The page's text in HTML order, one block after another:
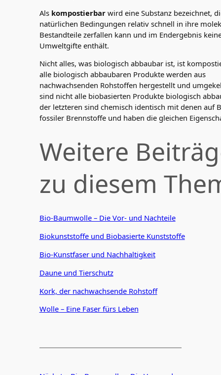
Als kompostierbarwird eine Substanz bezeichnet,
natürlichen Bedingungen relativ schnell in ihre
Bestandteile zerfallen kann und im Endergebnis
Umweltgifte enthält.
Nicht alles, was biologisch abbaubar ist, ist
alle biologisch abbaubaren Produkte werden aus
nachwachsenden Rohstoffen hergestellt und
sind nicht alle biobasierten Produkte biologisch
der letzteren sind chemisch identisch mit denen auf
fossiler Brennstoffe und haben die gleichen
Weitere
zu diesem
Bio-Baumwolle – Die Vor- und Nachteile
Biokunststoffe und Biobasierte Kunststoffe
Bio-Kunstfaser und Nachhaltigkeit
Daune und Tierschutz
Kork, der nachwachsende Rohstoff
Wolle – Eine Faser fürs Leben